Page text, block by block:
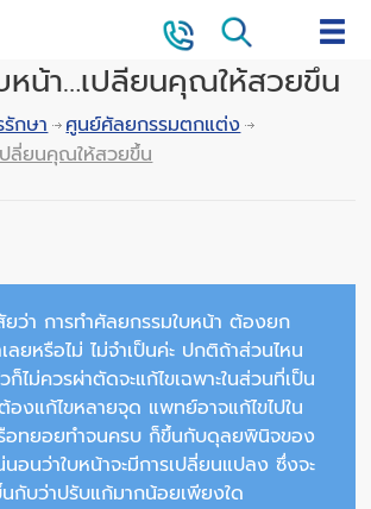
หน้า…เปลี่ยนคุณให้สวยขึ้น
กษา
ศูนย์ศัลยกรรมตกแต่ง
ปลี่ยนคุณให้สวยขึ้น
ว่า การทำศัลยกรรมใบหน้า ต้องยก
ลยหรือไม่ ไม่จำเป็นค่ะ ปกติถ้าส่วนไหน
ไม่ควรผ่าตัดจะแก้ไขเฉพาะในส่วนที่เป็น
งแก้ไขหลายจุด แพทย์อาจแก้ไขไปใน
อทยอยทำจนครบ ก็ขึ้นกับดุลยพินิจของ
นว่าใบหน้าจะมีการเปลี่ยนแปลง ซึ่งจะ
กับว่าปรับแก้มากน้อยเพียงใด